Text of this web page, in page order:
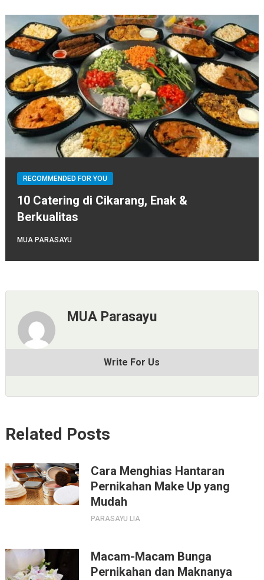
RECOMMENDED FOR YOU
10 Catering di Cikarang, Enak &
Berkualitas
MUA PARASAYU
MUA Parasayu
Write For Us
Related Posts
Cara Menghias Hantaran
Pernikahan Make Up yang
Mudah
PARASAYU LIA
Macam-Macam Bunga
Pernikahan dan Maknanya